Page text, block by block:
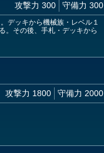
攻撃力 300 守備力 300
デッキから機械族・レベル１
。その後、手札・デッキから
攻撃力 1800 守備力 2000